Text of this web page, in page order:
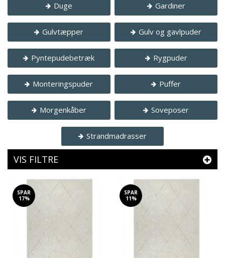
Duge Gardiner
Gulvtæpper Gulv og gavlpuder
Pyntepudebetræk Rygpuder
Monteringspuder Puffer
Morgenkåber Soveposer
Strandmadrasser
VIS FILTRE
SPAR
17%
SPAR
11%